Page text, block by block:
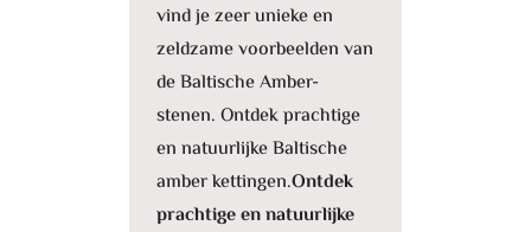
vind je zeer unieke en
zeldzame voorbeelden van
de Baltische Amber-
stenen. Ontdek prachtige
en natuurlijke Baltische
amber kettingen.Ontdek
prachtige en natuurlijke